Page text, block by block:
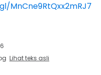
MnCne9RtQxx2mRJ7
Lihat teks asli